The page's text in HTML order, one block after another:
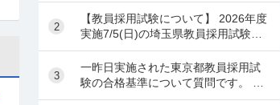
がに２次試験で面接頑張っても受か
んないで...
2
【教員採用試験について】 2026年度
実施7/5(日)の埼玉県教員採用試験を
受けました。 一般・教職教養の自己
採点は調べながら行ったのですが、
専門教養(国...
3
一昨日実施された東京都教員採用試
験の合格基準について質問です。 身
内が受験したのですが、教職教養も